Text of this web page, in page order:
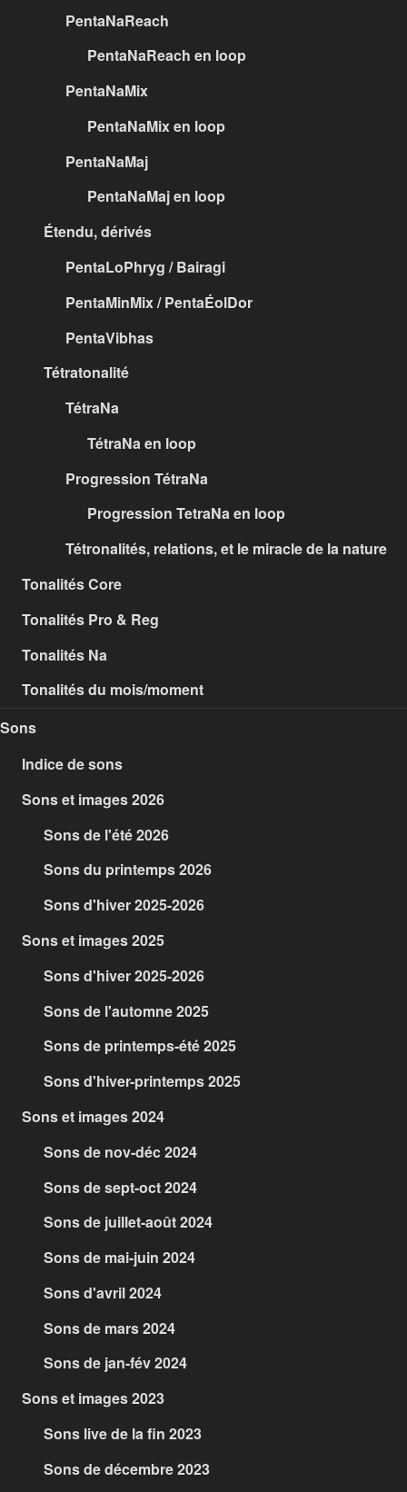
PentaNaReach
PentaNaReach en loop
PentaNaMix
PentaNaMix en loop
PentaNaMaj
PentaNaMaj en loop
Étendu, dérivés
PentaLoPhryg / Bairagi
PentaMinMix / PentaÉolDor
PentaVibhas
Tétratonalité
TétraNa
TétraNa en loop
Progression TétraNa
Progression TetraNa en loop
Tétronalités, relations, et le miracle de la nature
Tonalités Core
Tonalités Pro & Reg
Tonalités Na
Tonalités du mois/moment
Sons
Indice de sons
Sons et images 2026
Sons de l'été 2026
Sons du printemps 2026
Sons d'hiver 2025-2026
Sons et images 2025
Sons d'hiver 2025-2026
Sons de l'automne 2025
Sons de printemps-été 2025
Sons d'hiver-printemps 2025
Sons et images 2024
Sons de nov-déc 2024
Sons de sept-oct 2024
Sons de juillet-août 2024
Sons de mai-juin 2024
Sons d'avril 2024
Sons de mars 2024
Sons de jan-fév 2024
Sons et images 2023
Sons live de la fin 2023
Sons de décembre 2023